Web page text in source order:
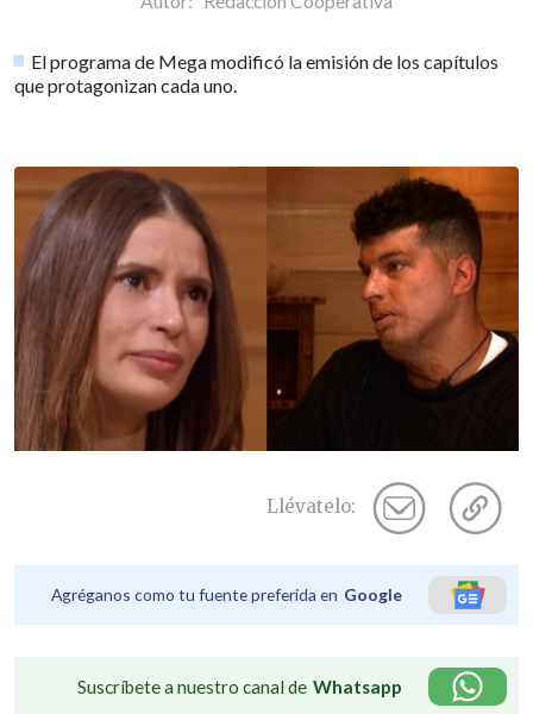
El programa de Mega modificó la emisión de los capítulos
que protagonizan cada uno.
Llévatelo:
Agréganos como tu fuente preferida en Google
Suscríbete a nuestro canal de Whatsapp